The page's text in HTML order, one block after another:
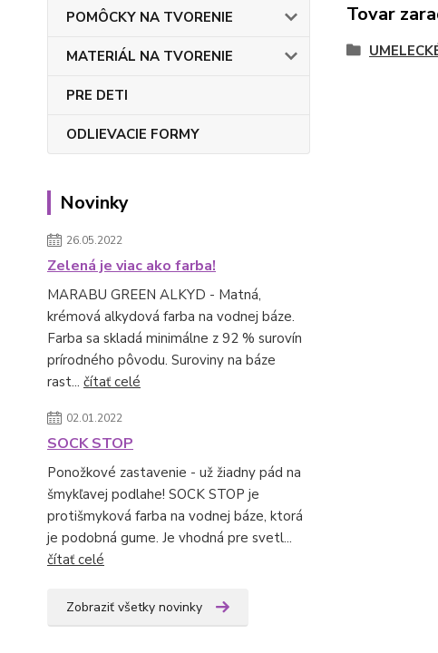
POMÔCKY NA TVORENIE
MATERIÁL NA TVORENIE
PRE DETI
ODLIEVACIE FORMY
Novinky
26.05.2022
Zelená je viac ako farba!
MARABU GREEN ALKYD - Matná,
krémová alkydová farba na vodnej báze.
Farba sa skladá minimálne z 92 % surovín
prírodného pôvodu. Suroviny na báze
rast... čítať celé
02.01.2022
SOCK STOP
Ponožkové zastavenie - už žiadny pád na
šmykľavej podlahe! SOCK STOP je
protišmyková farba na vodnej báze, ktorá
je podobná gume. Je vhodná pre svetl...
čítať celé
Zobraziť všetky novinky
Tovar